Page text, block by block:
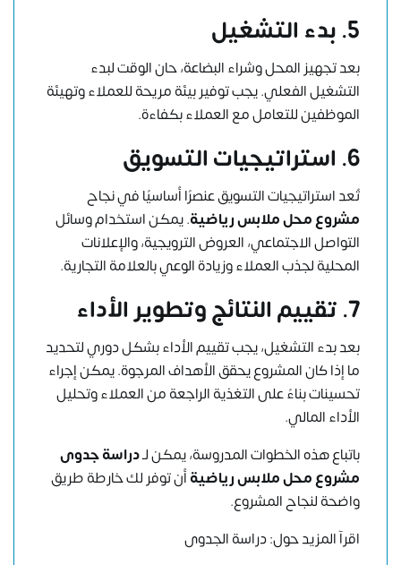
5. بدء التشغيل
بعد تجهيز المحل وشراء البضاعة، حان الوقت لبدء
التشغيل الفعلي. يجب توفير بيئة مريحة للعملاء وتهيئة
الموظفين للتعامل مع العملاء بكفاءة.
6. استراتيجيات التسويق
تُعد استراتيجيات التسويق عنصرًا أساسيًا في نجاح
مشروع محل ملابس رياضية. يمكن استخداموسائل
التواصل الاجتماعي، العروض الترويجية، والإعلانات
المحلية لجذب العملاء وزيادة الوعي بالعلامة التجارية.
7. تقييم النتائج وتطوير الأداء
بعد بدء التشغيل، يجب تقييم الأداء بشكل دوري لتحديد
ما إذا كان المشروع يحقق الأهداف المرجوة. يمكن إجراء
تحسينات بناءً على التغذية الراجعة من العملاء وتحليل
الأداء المالي.
باتباع هذه الخطوات المدروسة، يمكن لـدراسة جدوى
مشروع محل ملابس رياضيةأن توفر لك خارطة طريق
واضحة لنجاح المشروع.
اقرآ المزيد حول:دراسة الجدوى